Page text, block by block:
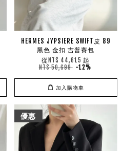
HERMES JYPSIERE SWIFT皮 89
黑色 金扣 吉普賽包
從 NT$ 44,615 起
NT$ 50,699 -12%
加入購物車
優惠